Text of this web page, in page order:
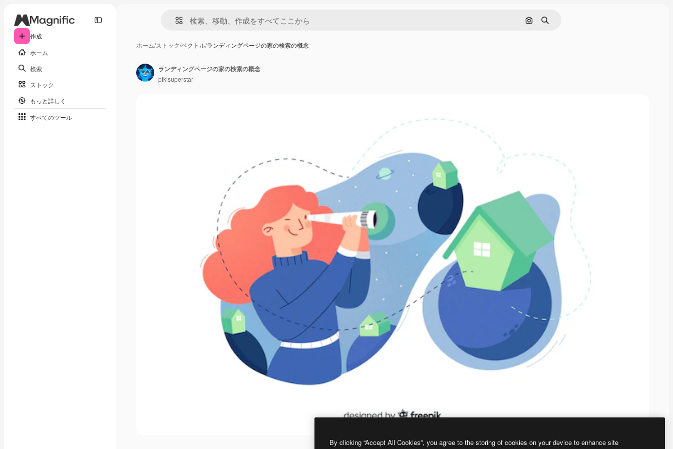
作成
ホーム
検索
ストック
もっと詳しく
すべてのツール
画像で検索
検索
ホーム/ストック/ベクトル/ランディングページの家の検索の概念
ランディングページの家の検索の概念
pikisuperstar
By clicking “Accept All Cookies”, you agree to the storing of cookies on your device to enhance site